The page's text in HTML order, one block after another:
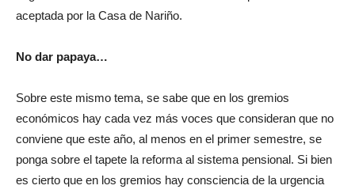
aceptada por la Casa de Nariño.
No dar papaya…
Sobre este mismo tema, se sabe que en los gremios
económicos hay cada vez más voces que consideran que no
conviene que este año, al menos en el primer semestre, se
ponga sobre el tapete la reforma al sistema pensional. Si bien
es cierto que en los gremios hay consciencia de la urgencia